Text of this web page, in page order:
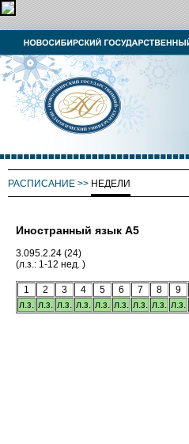
РАСПИСАНИЕ >> НЕДЕЛИ
Иностранный язык А5
3.095.2.24 (24)
(л.з.: 1-12 нед. )
1 2 3 4 5 6 7 8 9
л.з. л.з. л.з. л.з. л.з. л.з. л.з. л.з. л.з.